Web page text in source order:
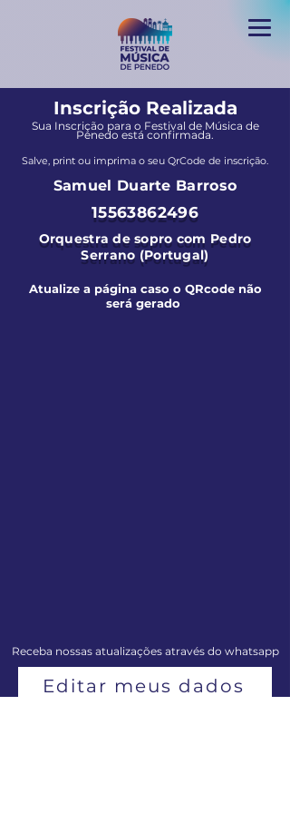
Inscrição Realizada
Sua Inscrição para o Festival de Música de
Penedo está confirmada.
Salve, print ou imprima o seu QrCode de inscrição.
Samuel Duarte Barroso
15563862496
Orquestra de sopro com Pedro
Serrano (Portugal)
Atualize a página caso o QRcode não
será gerado
Receba nossas atualizações através do whatsapp
Editar meus dados